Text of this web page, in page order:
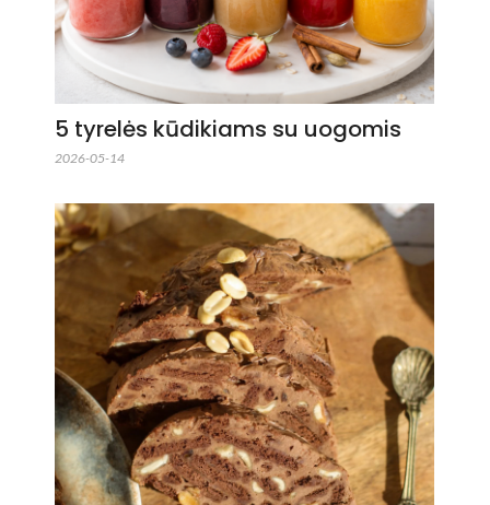
5 tyrelės kūdikiams su uogomis
2026-05-14